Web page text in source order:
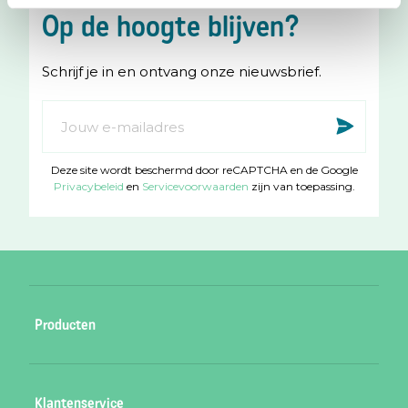
s
t
g
r
a
c
e
o
o
k
Op de hoogte blijven?
Schrijf je in en ontvang onze nieuwsbrief.
op
onze
Deze site wordt beschermd door reCAPTCHA en de Google
Privacybeleid en Servicevoorwaarden zijn van toepassing.
Producten
Klantenservice